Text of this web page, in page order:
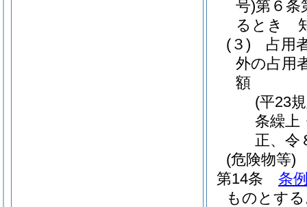
号)第６条
るとき
(３)
占用
外の占用
額
(平23
条繰上
正、令
(危険物等)
第14条
条
ものとす